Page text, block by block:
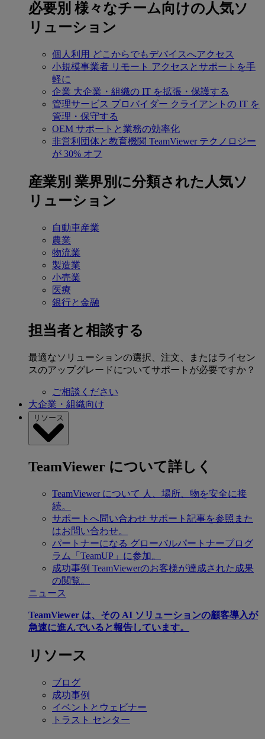
必要別 様々なチーム向けの人気ソ
リューション
個人利用 どこからでもデバイスへアクセス
小規模事業者 リモート アクセスとサポートを手
軽に
企業 大企業・組織の IT を拡張・保護する
管理サービス プロバイダー クライアントの IT を
管理・保守する
OEM サポートと業務の効率化
非営利団体と教育機関 TeamViewer テクノロジー
が 30% オフ
産業別 業界別に分類された人気ソ
リューション
自動車産業
農業
物流業
製造業
小売業
医療
銀行と金融
担当者と相談する
最適なソリューションの選択、注文、またはライセン
スのアップグレードについてサポートが必要ですか？
ご相談ください
大企業・組織向け
リソース
TeamViewer について詳しく
TeamViewer について 人、場所、物を安全に接
続。
サポートへ問い合わせ サポート記事を参照また
はお問い合わせ。
パートナーになる グローバルパートナープログ
ラム「TeamUP」に参加。
成功事例 TeamViewerのお客様が達成された成果
の閲覧。
ニュース
TeamViewer は、その AI ソリューションの顧客導入が
急速に進んでいると報告しています。
リソース
ブログ
成功事例
イベントとウェビナー
トラスト センター